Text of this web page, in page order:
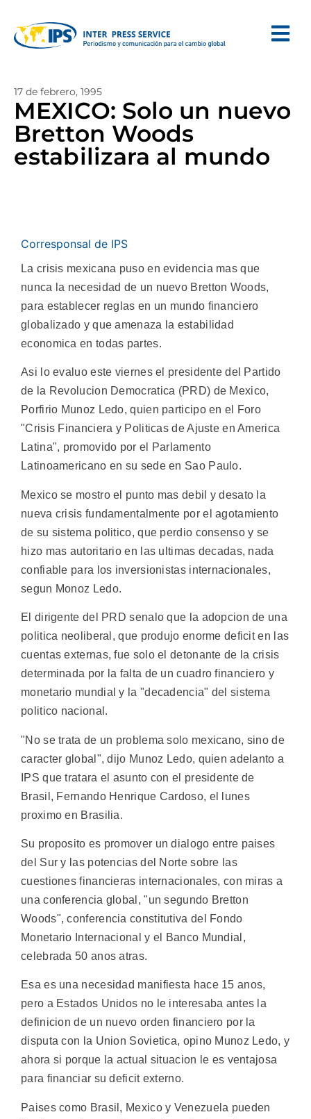
17 de febrero, 1995
MEXICO: Solo un nuevo
Bretton Woods
estabilizara al mundo
Corresponsal de IPS
La crisis mexicana puso en evidencia mas que
nunca la necesidad de un nuevo Bretton Woods,
para establecer reglas en un mundo financiero
globalizado y que amenaza la estabilidad
economica en todas partes.
Asi lo evaluo este viernes el presidente del Partido
de la Revolucion Democratica (PRD) de Mexico,
Porfirio Munoz Ledo, quien participo en el Foro
"Crisis Financiera y Politicas de Ajuste en America
Latina", promovido por el Parlamento
Latinoamericano en su sede en Sao Paulo.
Mexico se mostro el punto mas debil y desato la
nueva crisis fundamentalmente por el agotamiento
de su sistema politico, que perdio consenso y se
hizo mas autoritario en las ultimas decadas, nada
confiable para los inversionistas internacionales,
segun Monoz Ledo.
El dirigente del PRD senalo que la adopcion de una
politica neoliberal, que produjo enorme deficit en las
cuentas externas, fue solo el detonante de la crisis
determinada por la falta de un cuadro financiero y
monetario mundial y la "decadencia" del sistema
politico nacional.
"No se trata de un problema solo mexicano, sino de
caracter global", dijo Munoz Ledo, quien adelanto a
IPS que tratara el asunto con el presidente de
Brasil, Fernando Henrique Cardoso, el lunes
proximo en Brasilia.
Su proposito es promover un dialogo entre paises
del Sur y las potencias del Norte sobre las
cuestiones financieras internacionales, con miras a
una conferencia global, "un segundo Bretton
Woods", conferencia constitutiva del Fondo
Monetario Internacional y el Banco Mundial,
celebrada 50 anos atras.
Esa es una necesidad manifiesta hace 15 anos,
pero a Estados Unidos no le interesaba antes la
definicion de un nuevo orden financiero por la
disputa con la Union Sovietica, opino Munoz Ledo, y
ahora si porque la actual situacion le es ventajosa
para financiar su deficit externo.
Paises como Brasil, Mexico y Venezuela pueden